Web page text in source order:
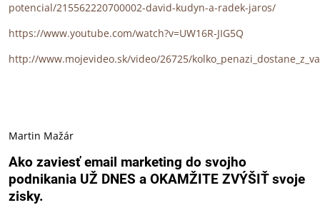
potencial/215562220700002-david-kudyn-a-radek-jaros/
https://www.youtube.com/watch?v=UW16R-JIG5Q
http://www.mojevideo.sk/video/26725/
Martin Mažár
Ako zaviesť email marketing do svojho
podnikania UŽ DNES a OKAMŽITE ZVÝŠIŤ svoje
zisky.